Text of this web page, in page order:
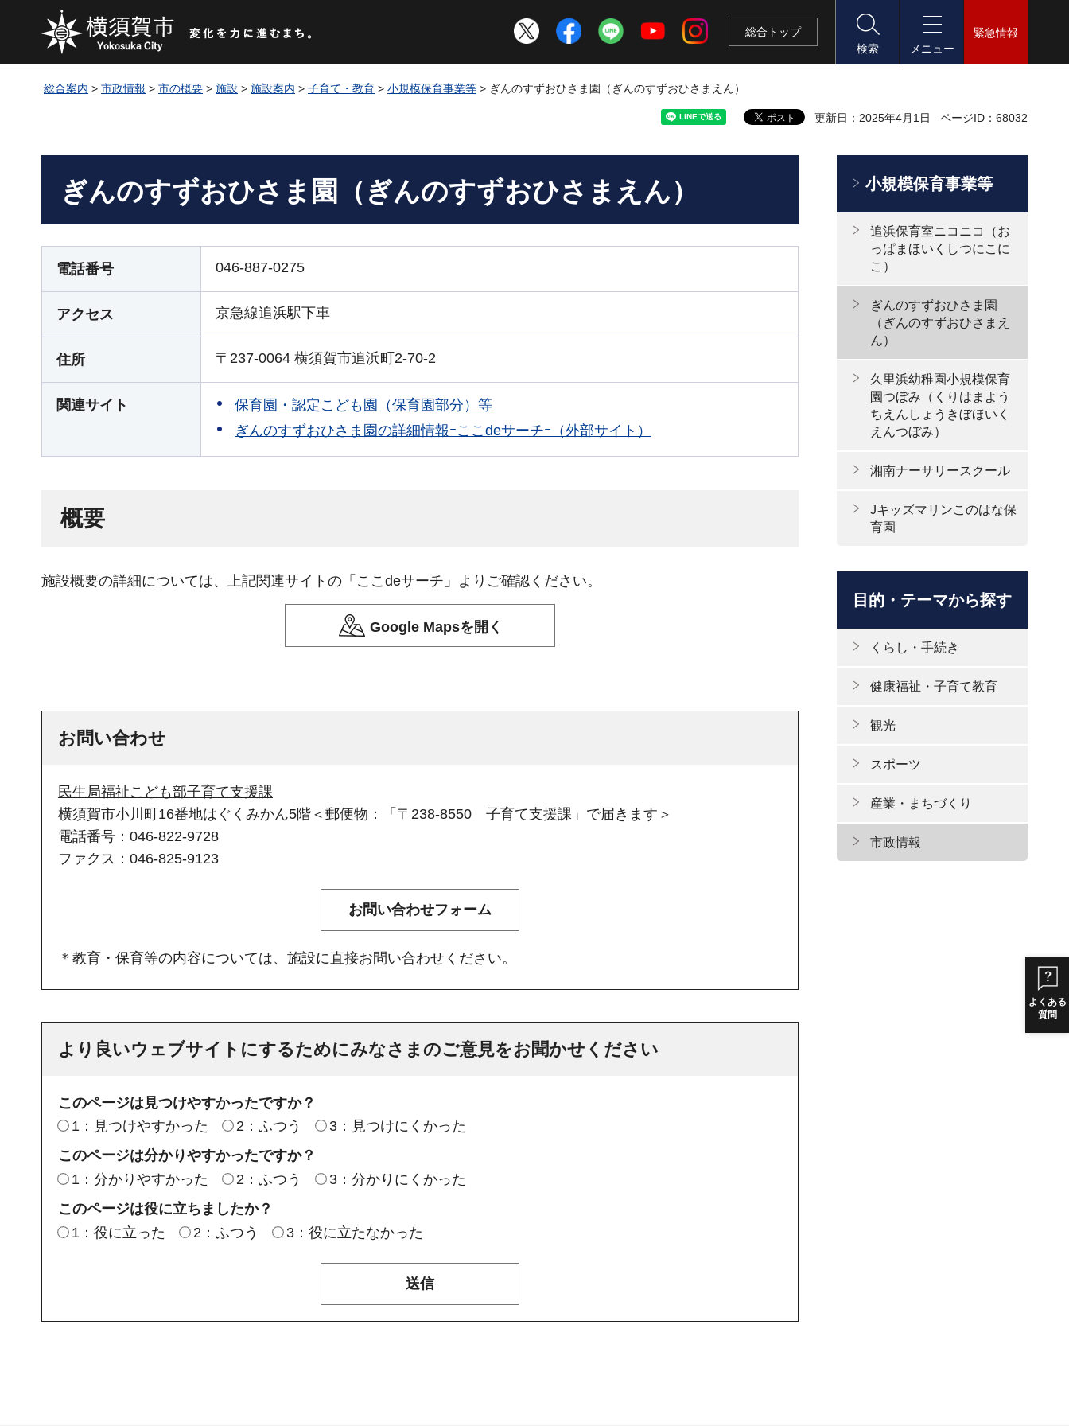
総合 トップ
検索
メニュー
緊急情報
よくある
質問
総合案内 > 市政情報 > 市の概要 > 施設 > 施設案内 > 子育て・教育 > 小規模保育事業等 > ぎんのすずおひさま園（ぎんのすずおひさまえん）
更新日：2025年4月1日 ページID：68032
ぎんのすずおひさま園（ぎんのすずおひさまえん）
電話番号 046-887-0275
アクセス 京急線追浜駅下車
住所 〒237-0064 横須賀市追浜町2-70-2
関連サイト
保育園・認定こども園（保育園部分）等
ぎんのすずおひさま園の詳細情報ｰここdeサーチｰ（外部サイト）
概要
施設概要の詳細については、上記関連サイトの「ここdeサーチ」よりご確認ください。
Google Mapsを開く
お問い合わせ
民生局福祉こども部子育て支援課
横須賀市小川町16番地はぐくみかん5階＜郵便物：「〒238-8550 子育て支援課」で届きます＞
電話番号：046-822-9728
ファクス：046-825-9123
＊教育・保育等の内容については、施設に直接お問い合わせください。
より良いウェブサイトにするためにみなさまのご意見をお聞かせください
このページは見つけやすかったですか？
1：見つけやすかった
2：ふつう
3：見つけにくかった
このページは分かりやすかったですか？
1：分かりやすかった
2：ふつう
3：分かりにくかった
このページは役に立ちましたか？
1：役に立った
2：ふつう 3：役に立たなかった
小規模保育事業等
追浜保育室ニコニコ（お
っぱまほいくしつにこに
こ）
ぎんのすずおひさま園
（ぎんのすずおひさまえ
ん）
久里浜幼稚園小規模保育
園つぼみ（くりはまよう
ちえんしょうきぼほいく
えんつぼみ）
湘南ナーサリースクール
Jキッズマリンこのはな保
育園
目的・テーマから探す
くらし・手続き
健康福祉・子育て教育
観光
スポーツ
産業・まちづくり
市政情報